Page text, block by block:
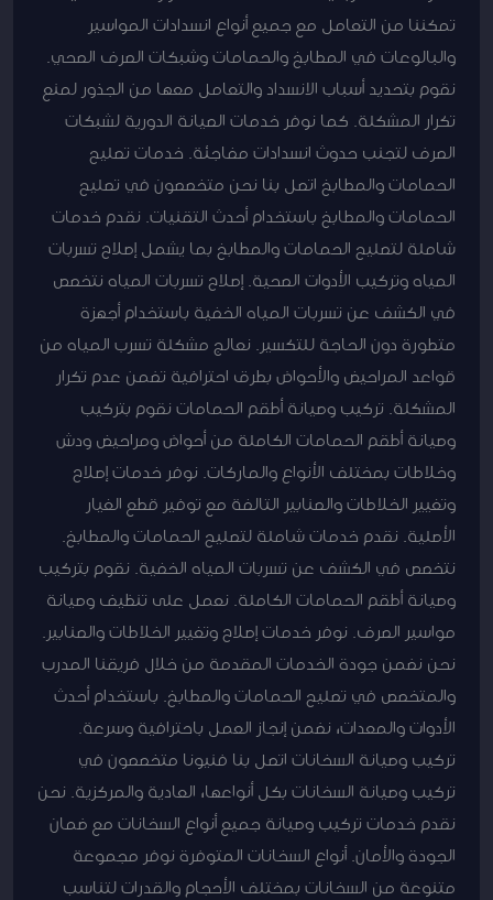
تمكننا من التعامل مع جميع أنواع انسدادات المواسير
والبالوعات في المطابخ والحمامات وشبكات الصرف الصحي.
نقوم بتحديد أسباب الانسداد والتعامل معها من الجذور لمنع
تكرار المشكلة. كما نوفر خدمات الصيانة الدورية لشبكات
الصرف لتجنب حدوث انسدادات مفاجئة. خدمات تصليح
الحمامات والمطابخ اتصل بنا نحن متخصصون في تصليح
الحمامات والمطابخ باستخدام أحدث التقنيات. نقدم خدمات
شاملة لتصليح الحمامات والمطابخ بما يشمل إصلاح تسربات
المياه وتركيب الأدوات الصحية. إصلاح تسربات المياه نتخصص
في الكشف عن تسربات المياه الخفية باستخدام أجهزة
متطورة دون الحاجة للتكسير. نعالج مشكلة تسرب المياه من
قواعد المراحيض والأحواض بطرق احترافية تضمن عدم تكرار
المشكلة. تركيب وصيانة أطقم الحمامات نقوم بتركيب
وصيانة أطقم الحمامات الكاملة من أحواض ومراحيض ودش
وخلاطات بمختلف الأنواع والماركات. نوفر خدمات إصلاح
وتغيير الخلاطات والصنابير التالفة مع توفير قطع الغيار
الأصلية. نقدم خدمات شاملة لتصليح الحمامات والمطابخ.
نتخصص في الكشف عن تسربات المياه الخفية. نقوم بتركيب
وصيانة أطقم الحمامات الكاملة. نعمل على تنظيف وصيانة
مواسير الصرف. نوفر خدمات إصلاح وتغيير الخلاطات والصنابير.
نحن نضمن جودة الخدمات المقدمة من خلال فريقنا المدرب
والمتخصص في تصليح الحمامات والمطابخ. باستخدام أحدث
الأدوات والمعدات، نضمن إنجاز العمل باحترافية وسرعة.
تركيب وصيانة السخانات اتصل بنا فنيونا متخصصون في
تركيب وصيانة السخانات بكل أنواعها، العادية والمركزية. نحن
نقدم خدمات تركيب وصيانة جميع أنواع السخانات مع ضمان
الجودة والأمان. أنواع السخانات المتوفرة نوفر مجموعة
متنوعة من السخانات بمختلف الأحجام والقدرات لتناسب